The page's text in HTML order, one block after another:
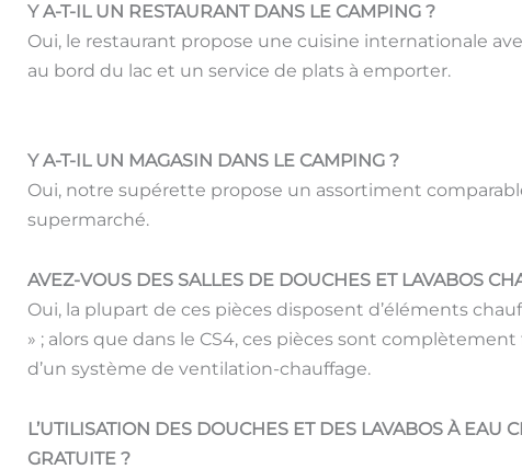
Y A-T-IL UN RESTAURANT DANS LE CAMPING ?
Oui, le restaurant propose une cuisine internationale
au bord du lac et un service de plats à emporter.
Y A-T-IL UN MAGASIN DANS LE CAMPING ?
Oui, notre supérette propose un assortiment
supermarché.
AVEZ-VOUS DES SALLES DE DOUCHES ET LAVABOS
Oui, la plupart de ces pièces disposent d’éléments
» ; alors que dans le CS4, ces pièces sont
d’un système de ventilation-chauffage.
L’UTILISATION DES DOUCHES ET DES LAVABOS À EAU
GRATUITE ?